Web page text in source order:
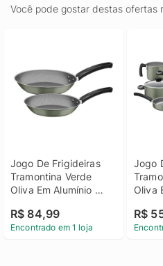
Você pode gostar destas ofertas
Jogo De Frigideiras
Tramontina Verde
Oliva Em Alumínio
Antiaderente Starflon
Max Michigan 2 Peças
R$ 84,99
Encontrado em 1 loja
Jogo
Oliva
Max
R$